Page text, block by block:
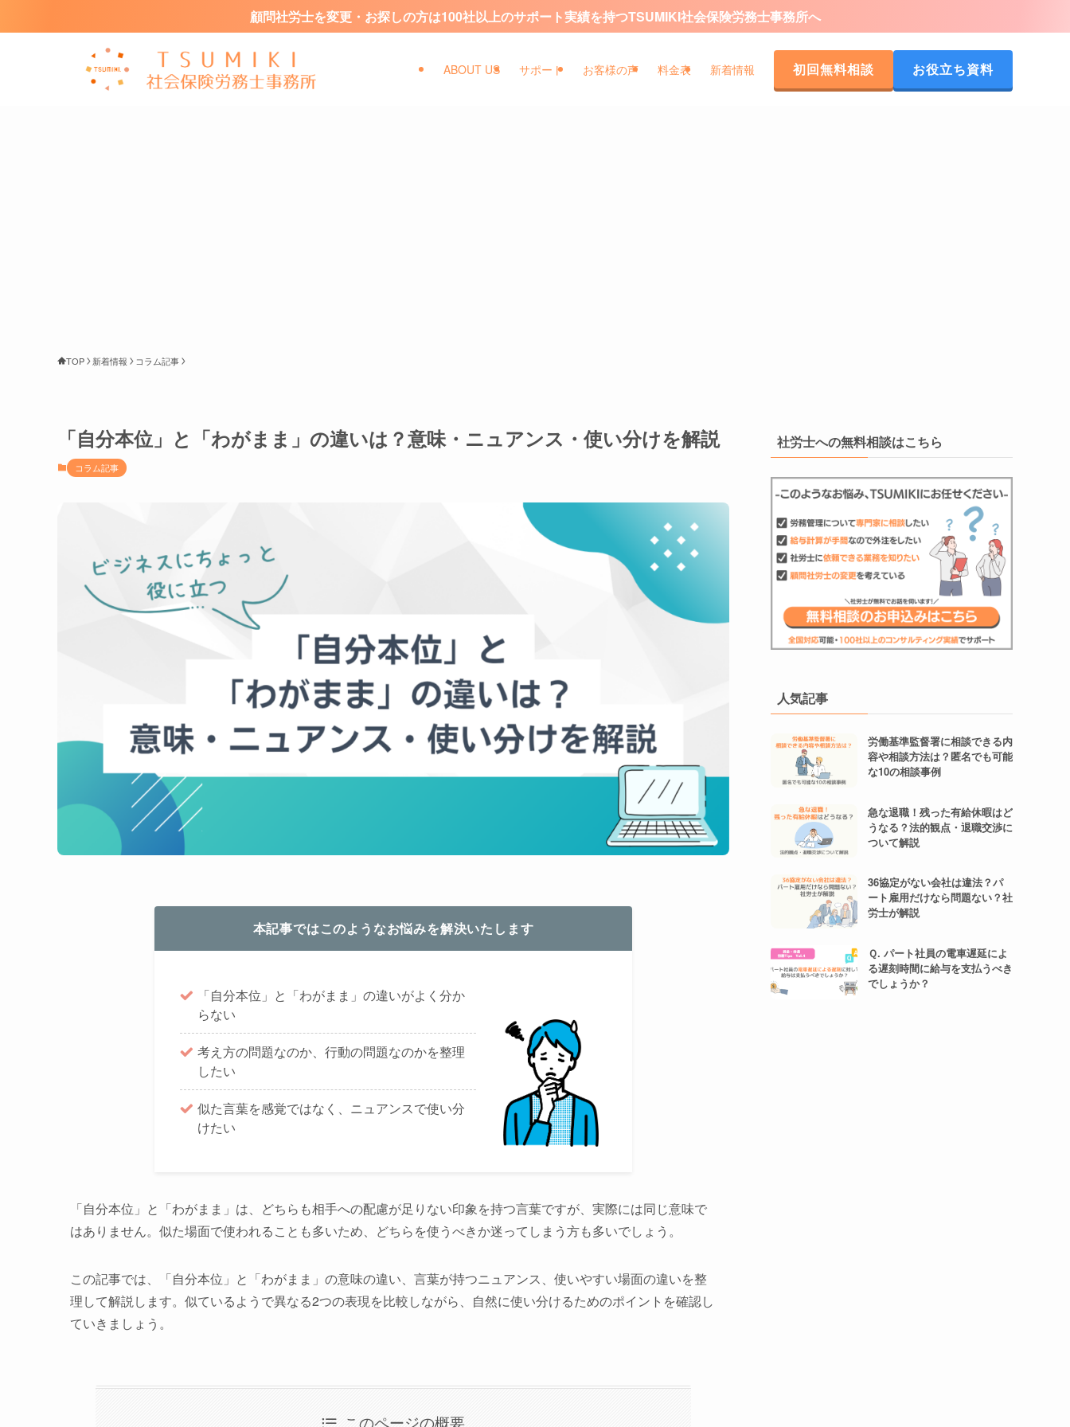
顧問社労士を変更・お探しの方は100社以上のサポート実績を持つTSUMIKI社会保険労務士事務所へ
ABOUT US サポート お客様の声 料金表 新着情報 初回無料相談 お役立ち資料
TOP 新着情報 コラム記事
「自分本位」と「わがまま」の違いは？意味・ニュアンス・使い分けを解説
コラム記事
本記事ではこのようなお悩みを解決いたします
「自分本位」と「わがまま」の違いがよく分か
らない
考え方の問題なのか、行動の問題なのかを整理
したい
似た言葉を感覚ではなく、ニュアンスで使い分
けたい
「自分本位」と「わがまま」は、どちらも相手への配慮が足りない印象を持つ言葉ですが、実際には同じ意味で
はありません。似た場面で使われることも多いため、どちらを使うべきか迷ってしまう方も多いでしょう。
この記事では、「自分本位」と「わがまま」の意味の違い、言葉が持つニュアンス、使いやすい場面の違いを整
理して解説します。似ているようで異なる2つの表現を比較しながら、自然に使い分けるためのポイントを確認し
ていきましょう。
このページの概要
社労士への無料相談はこちら
人気記事
労働基準監督署に相談できる内
容や相談方法は？匿名でも可能
な10の相談事例
急な退職！残った有給休暇はど
うなる？法的観点・退職交渉に
ついて解説
36協定がない会社は違法？パ
ート雇用だけなら問題ない？社
労士が解説
Ｑ. パート社員の電車遅延によ
る遅刻時間に給与を支払うべき
でしょうか？